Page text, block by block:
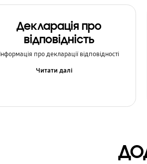
Декларація про
відповідність
Інформація про декларації відповідності
Читати далі